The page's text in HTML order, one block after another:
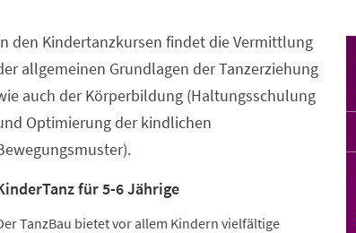
den Kindertanzkursen findet die Vermittlung
allgemeinen Grundlagen der Tanzerziehung
auch der Körperbildung (Haltungsschulung
Optimierung der kindlichen
für 5-6 Jährige
TanzBau bietet vor allem Kindern vielfältige